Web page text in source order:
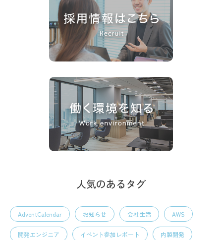
人気のあるタグ
AdventCalendar お知らせ 会社生活 AWS
開発エンジニア イベント参加レポート 内製開発